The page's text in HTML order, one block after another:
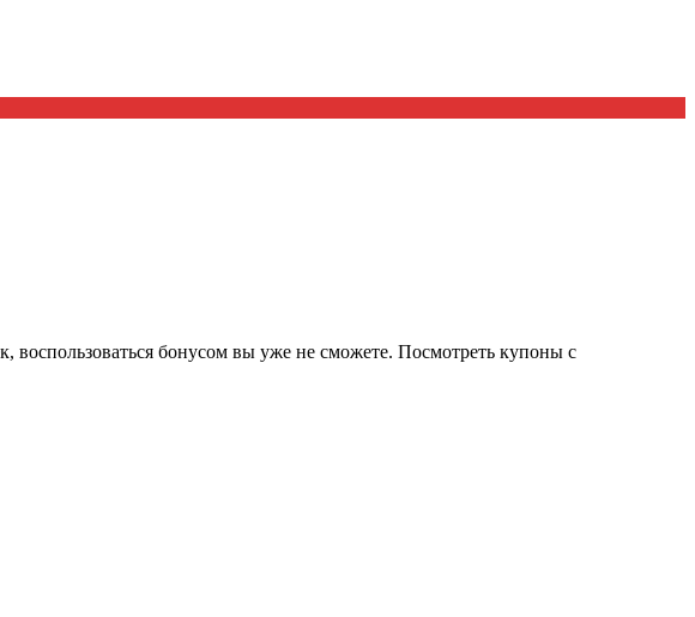
воспользоваться бонусом вы уже не сможете. Посмотреть купоны с